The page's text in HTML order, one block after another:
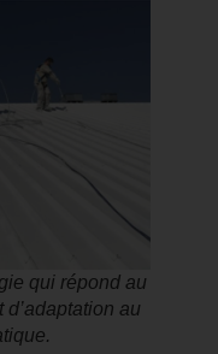
qui répond au
d’adaptation au